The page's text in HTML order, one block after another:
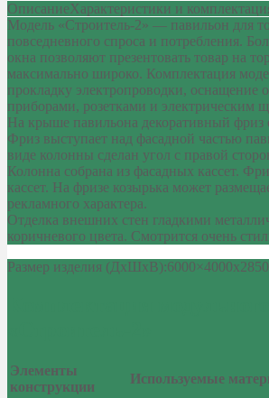
ОписаниеХарактеристики и
Модель «Строитель-2» — павильон для
повседневного спроса и потребления.
окна позволяют презентовать товар на
максимально широко. Комплектация
прокладку электропроводки, оснащение
приборами, розетками и электрическим
На крыше павильона декоративный
Фриз выступает над фасадной частью
виде колонны сделан угол с правой
Колонна собрана из фасадных кассет.
кассет. На фризе козырька может
рекламного характера.
Отделка внешних стен гладкими
коричневого цвета. Смотрится очень
Размер изделия
Элементы
конструкции
Используемые